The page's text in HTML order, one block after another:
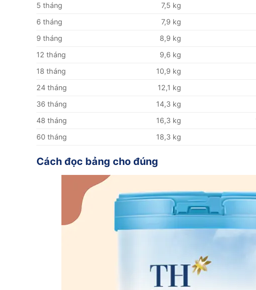
5 tháng
7,5 kg
6 tháng
7,9 kg
9 tháng
8,9 kg
12 tháng
9,6 kg
18 tháng
10,9 kg
24 tháng
12,1 kg
36 tháng
14,3 kg
48 tháng
16,3 kg
60 tháng
18,3 kg
Cách đọc bảng cho đúng